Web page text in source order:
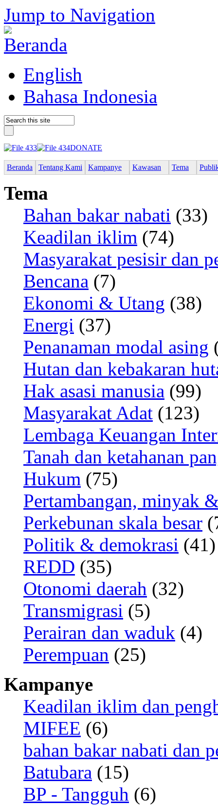
Jump to Navigation
English
Bahasa Indonesia
DONATE
Beranda Tentang Kami Kampanye Kawasan Tema
Tema
Bahan bakar nabati (33)
Keadilan iklim (74)
Masyarakat pesisir dan
Bencana (7)
Ekonomi & Utang (38)
Energi (37)
Penanaman modal asing
Hutan dan kebakaran
Hak asasi manusia (99)
Masyarakat Adat (123)
Lembaga Keuangan
Tanah dan ketahanan
Hukum (75)
Pertambangan, minyak
Perkebunan skala besar
Politik & demokrasi (41)
REDD (35)
Otonomi daerah (32)
Transmigrasi (5)
Perairan dan waduk (4)
Perempuan (25)
Kampanye
Keadilan iklim dan
MIFEE (6)
bahan bakar nabati dan
Batubara (15)
BP - Tangguh (6)